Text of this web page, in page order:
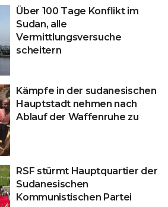
Über 100 Tage Konflikt im
Sudan, alle
Vermittlungsversuche
scheitern
Kämpfe in der sudanesischen
Hauptstadt nehmen nach
Ablauf der Waffenruhe zu
RSF stürmt Hauptquartier der
Sudanesischen
Kommunistischen Partei